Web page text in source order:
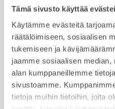
Tämä sivusto käyttää
Käytämme evästeitä
räätälöimiseen, sosiaalisen
tukemiseen ja
jaamme sosiaalisen
alan kumppaneillemme
sivustoamme.
tietoja muihin tietoihin, joita
Sukunimi
Pakollinen
Puhelinnumero